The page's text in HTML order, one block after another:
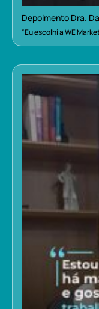
Depoimento Dra.
“Eu escolhi a WE